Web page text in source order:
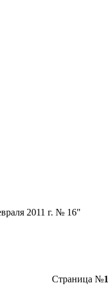
2011 г. № 16"
Страница №1